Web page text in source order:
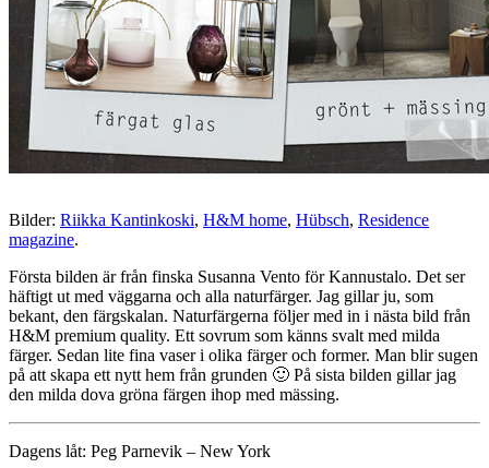
Bilder: Riikka Kantinkoski, H&M home, Hübsch, Residence
magazine.
Första bilden är från finska Susanna Vento för Kannustalo. Det ser
häftigt ut med väggarna och alla naturfärger. Jag gillar ju, som
bekant, den färgskalan. Naturfärgerna följer med in i nästa bild från
H&M premium quality. Ett sovrum som känns svalt med milda
färger. Sedan lite fina vaser i olika färger och former. Man blir sugen
på att skapa ett nytt hem från grunden 🙂 På sista bilden gillar jag
den milda dova gröna färgen ihop med mässing.
Dagens låt: Peg Parnevik – New York